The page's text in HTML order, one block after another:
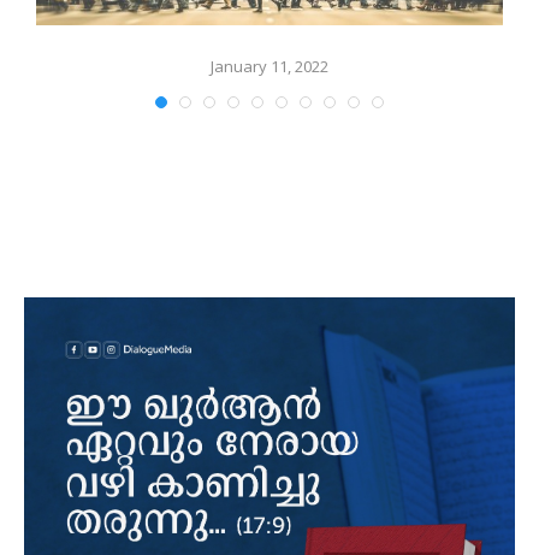
January 11, 2022